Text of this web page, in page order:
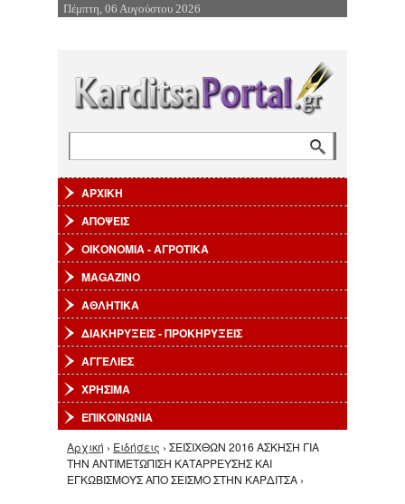
Επιστροφή στην Πλοήγηση
Πέμπτη, 06 Αυγούστου 2026
ΑΡΧΙΚΗ
ΑΠΟΨΕΙΣ
ΟΙΚΟΝΟΜΙΑ - ΑΓΡΟΤΙΚΑ
MAGAZINO
ΑΘΛΗΤΙΚΑ
ΔΙΑΚΗΡΥΞΕΙΣ - ΠΡΟΚΗΡΥΞΕΙΣ
ΑΓΓΕΛΙΕΣ
ΧΡΗΣΙΜΑ
ΕΠΙΚΟΙΝΩΝΙΑ
Είστε εδώ
Αρχική › Ειδήσεις › ΣΕΙΣΙΧΘΩΝ 2016 ΑΣΚΗΣΗ ΓΙΑ
ΤΗΝ ΑΝΤΙΜΕΤΩΠΙΣΗ ΚΑΤΑΡΡΕΥΣΗΣ ΚΑΙ
ΕΓΚΩΒΙΣΜΟΥΣ ΑΠΟ ΣΕΙΣΜΟ ΣΤΗΝ ΚΑΡΔΙΤΣΑ ›